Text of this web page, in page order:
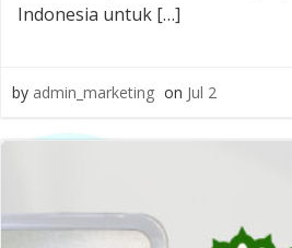
Indonesia untuk […]
by admin_marketing on Jul 2